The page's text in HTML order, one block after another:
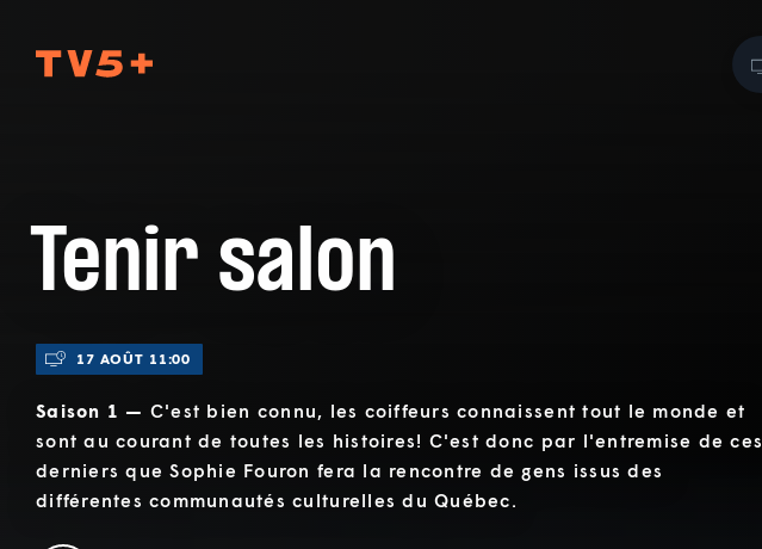
Tenir salon
17 AOÛT 11:00
Saison 1 — C'est bien connu, les coiffeurs connaissent tout le monde et
sont au courant de toutes les histoires! C'est donc par l'entremise de ces
derniers que Sophie Fouron fera la rencontre de gens issus des
différentes communautés culturelles du Québec.